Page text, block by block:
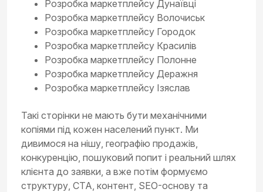
Розробка маркетплейсу Дунаївці
Розробка маркетплейсу Волочиськ
Розробка маркетплейсу Городок
Розробка маркетплейсу Красилів
Розробка маркетплейсу Полонне
Розробка маркетплейсу Деражня
Розробка маркетплейсу Ізяслав
Такі сторінки не мають бути механічними
копіями під кожен населений пункт. Ми
дивимося на нішу, географію продажів,
конкуренцію, пошуковий попит і реальний шлях
клієнта до заявки, а вже потім формуємо
структуру, CTA, контент, SEO-основу та